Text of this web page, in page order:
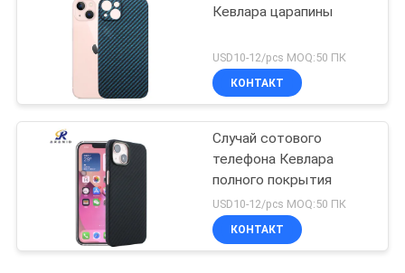
Кевлара царапины
USD10-12/pcs MOQ:50 ПК
КОНТАКТ
Случай сотового
телефона Кевлара
полного покрытия
USD10-12/pcs MOQ:50 ПК
КОНТАКТ